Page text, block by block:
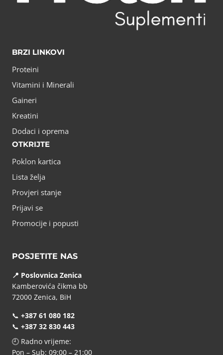
BRZI LINKOVI
Proteini
Vitamini i Minerali
Gaineri
Kreatini
Dodaci i oprema
OTKRIJTE
Poklon kartica
Lista želja
Provjeri stanje
Prijavi se
Promocije i popusti
POSJETITE NAS
📍 Poslovnica Zenica
Kamberovića čikma bb
72000 Zenica, BiH
📞 +387 61 080 182
📞 +387 32 830 443
🕘 Radno vrijeme:
Pon – Sub: 09:00 – 21:00